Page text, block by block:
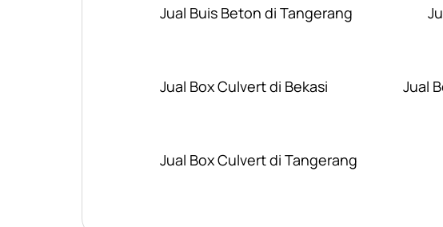
Jual Buis Beton di Tangerang
Jual Box Culvert di Bekasi Jual
Jual Box Culvert di Tangerang